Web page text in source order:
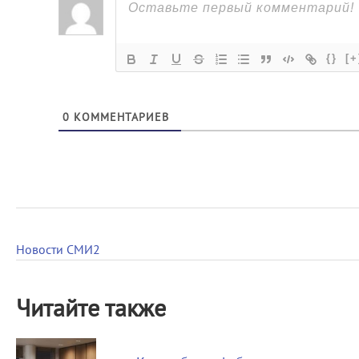
{}
0 КОММЕНТАРИЕВ
Новости СМИ2
Читайте также